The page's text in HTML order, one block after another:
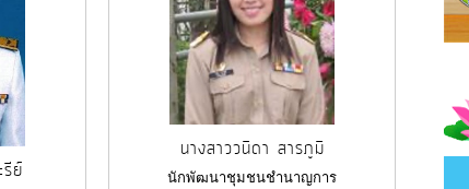
ย์
นางสาววนิดา สารภูมิ
นักพัฒนาชุมชนชำนาญการ